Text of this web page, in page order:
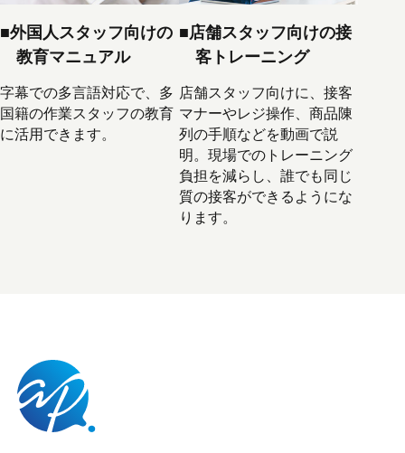
■外国人スタッフ向けの
教育マニュアル
字幕での多言語対応で、多
国籍の作業スタッフの教育
に活用できます。
■店舗スタッフ向けの接
客トレーニング
店舗スタッフ向けに、接客
マナーやレジ操作、商品陳
列の手順などを動画で説
明。現場でのトレーニング
負担を減らし、誰でも同じ
質の接客ができるようにな
ります。